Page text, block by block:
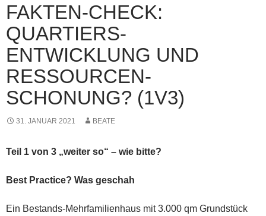
FAKTEN-CHECK:
QUARTIERS-
ENTWICKLUNG UND
RESSOURCEN-
SCHONUNG? (1V3)
31. JANUAR 2021 BEATE
Teil 1 von 3 „weiter so“ – wie bitte?
Best Practice? Was geschah
Ein Bestands-Mehrfamilienhaus mit 3.000 qm Grundstück